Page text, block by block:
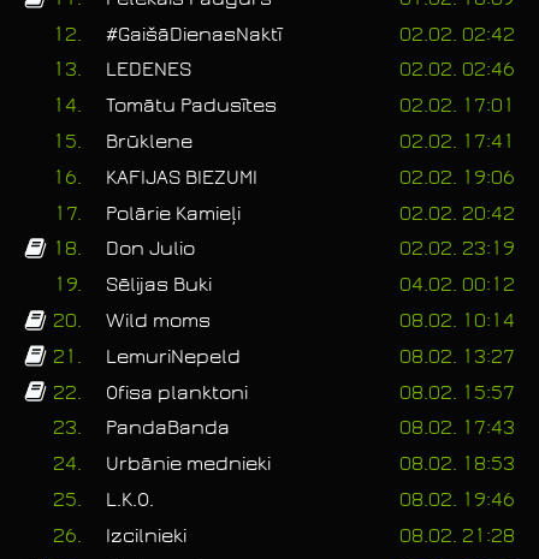
12.
#GaišāDienasNaktī
02.02. 02:42
13.
LEDENES
02.02. 02:46
14.
Tomātu Padusītes
02.02. 17:01
15.
Brūklene
02.02. 17:41
16.
KAFIJAS BIEZUMI
02.02. 19:06
17.
Polārie Kamieļi
02.02. 20:42
18.
Don Julio
02.02. 23:19
19.
Sēlijas Buki
04.02. 00:12
20.
Wild moms
08.02. 10:14
21.
LemuriNepeld
08.02. 13:27
22.
Ofisa planktoni
08.02. 15:57
23.
PandaBanda
08.02. 17:43
24.
Urbānie mednieki
08.02. 18:53
25.
L.K.O.
08.02. 19:46
26.
Izcilnieki
08.02. 21:28